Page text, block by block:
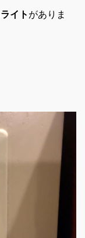
ライト がありま